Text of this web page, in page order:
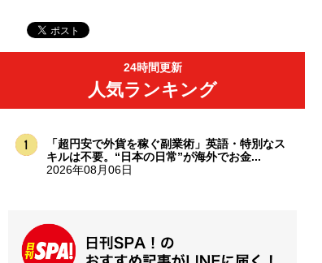
24時間更新
人気ランキング
「超円安で外貨を稼ぐ副業術」英語・特別なス
キルは不要。“日本の日常”が海外でお金...
2026年08月06日